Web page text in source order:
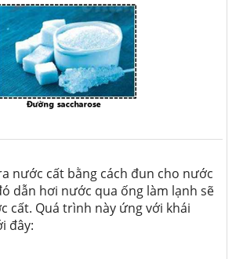
nước cất bằng cách đun cho nước
dẫn hơi nước qua ống làm lạnh sẽ
cất. Quá trình này ứng với khái
đây: